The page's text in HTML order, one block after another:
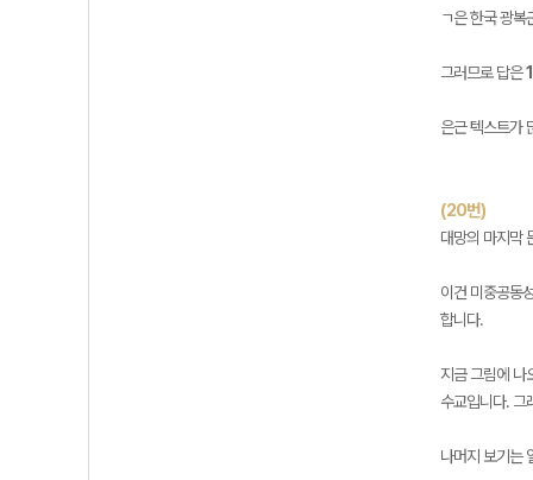
ㄱ은 한국 광
그러므로 답은
은근 텍스트가
(20번)
대망의 마지막
이건 미중공동
합니다.
지금 그림에 나
수교입니다. 그
나머지 보기는